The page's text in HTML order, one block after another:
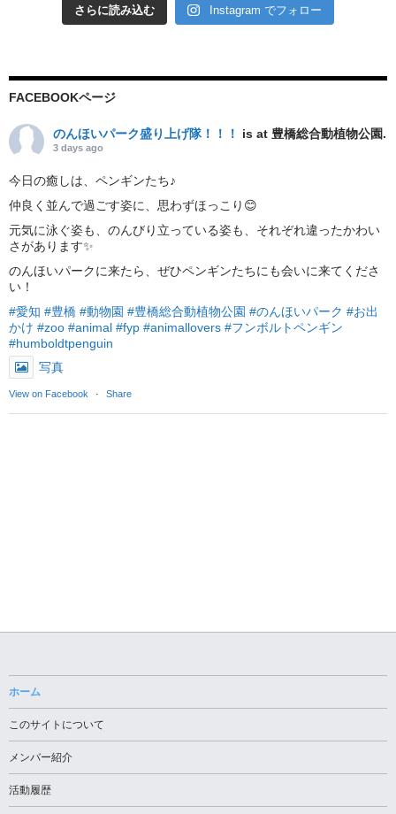
さらに読み込む Instagram でフォロー
FACEBOOKページ
のんほいパーク盛り上げ隊！！！ is at 豊橋総合動植物公園.
3 days ago
今日の癒しは、ペンギンたち♪
仲良く並んで過ごす姿に、思わずほっこり😊
元気に泳ぐ姿も、のんびり立っている姿も、それぞれ違ったかわい
さがあります✨
のんほいパークに来たら、ぜひペンギンたちにも会いに来てくださ
い！
#愛知 #豊橋 #動物園 #豊橋総合動植物公園 #のんほいパーク #お出
かけ #zoo #animal #fyp #animallovers #フンボルトペンギン
#humboldtpenguin
写真
View on Facebook · Share
ホーム
このサイトについて
メンバー紹介
活動履歴